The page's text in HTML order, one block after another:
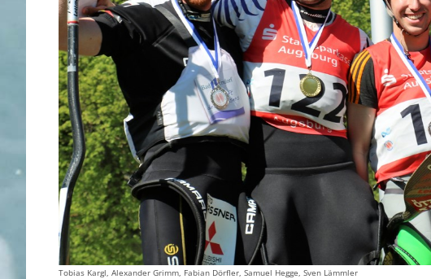
Tobias Kargl, Alexander Grimm, Fabian Dörfler, Samuel Hegge, Sven Lämmler